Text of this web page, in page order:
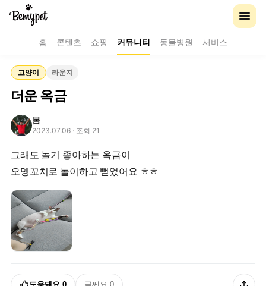
홈 콘텐츠 쇼핑 커뮤니티 동물병원 서비스
고양이 라운지
더운 옥금
봄
2023.07.06 · 조회 21
그래도 놀기 좋아하는 옥금이
오뎅꼬치로 놀이하고 뻗었어요 ㅎㅎ